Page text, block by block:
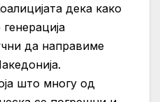
дека како
да направиме
што многу од